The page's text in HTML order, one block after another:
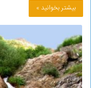
بیشتر بخوانید »